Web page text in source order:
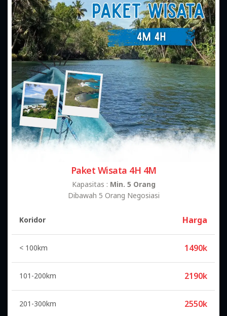
Paket Wisata 4H 4M
Kapasitas : Min. 5 Orang
Dibawah 5 Orang Negosiasi
Koridor
Harga
< 100km 1490k
101-200km 2190k
201-300km
2550k